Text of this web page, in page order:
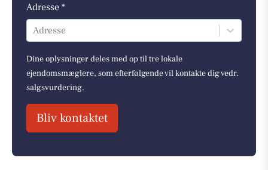
Adresse *
Adresse
Dine oplysninger deles med op til tre lokale
ejendomsmæglere, som efterfølgende vil kontakte dig vedr.
salgsvurdering.
Bliv kontaktet